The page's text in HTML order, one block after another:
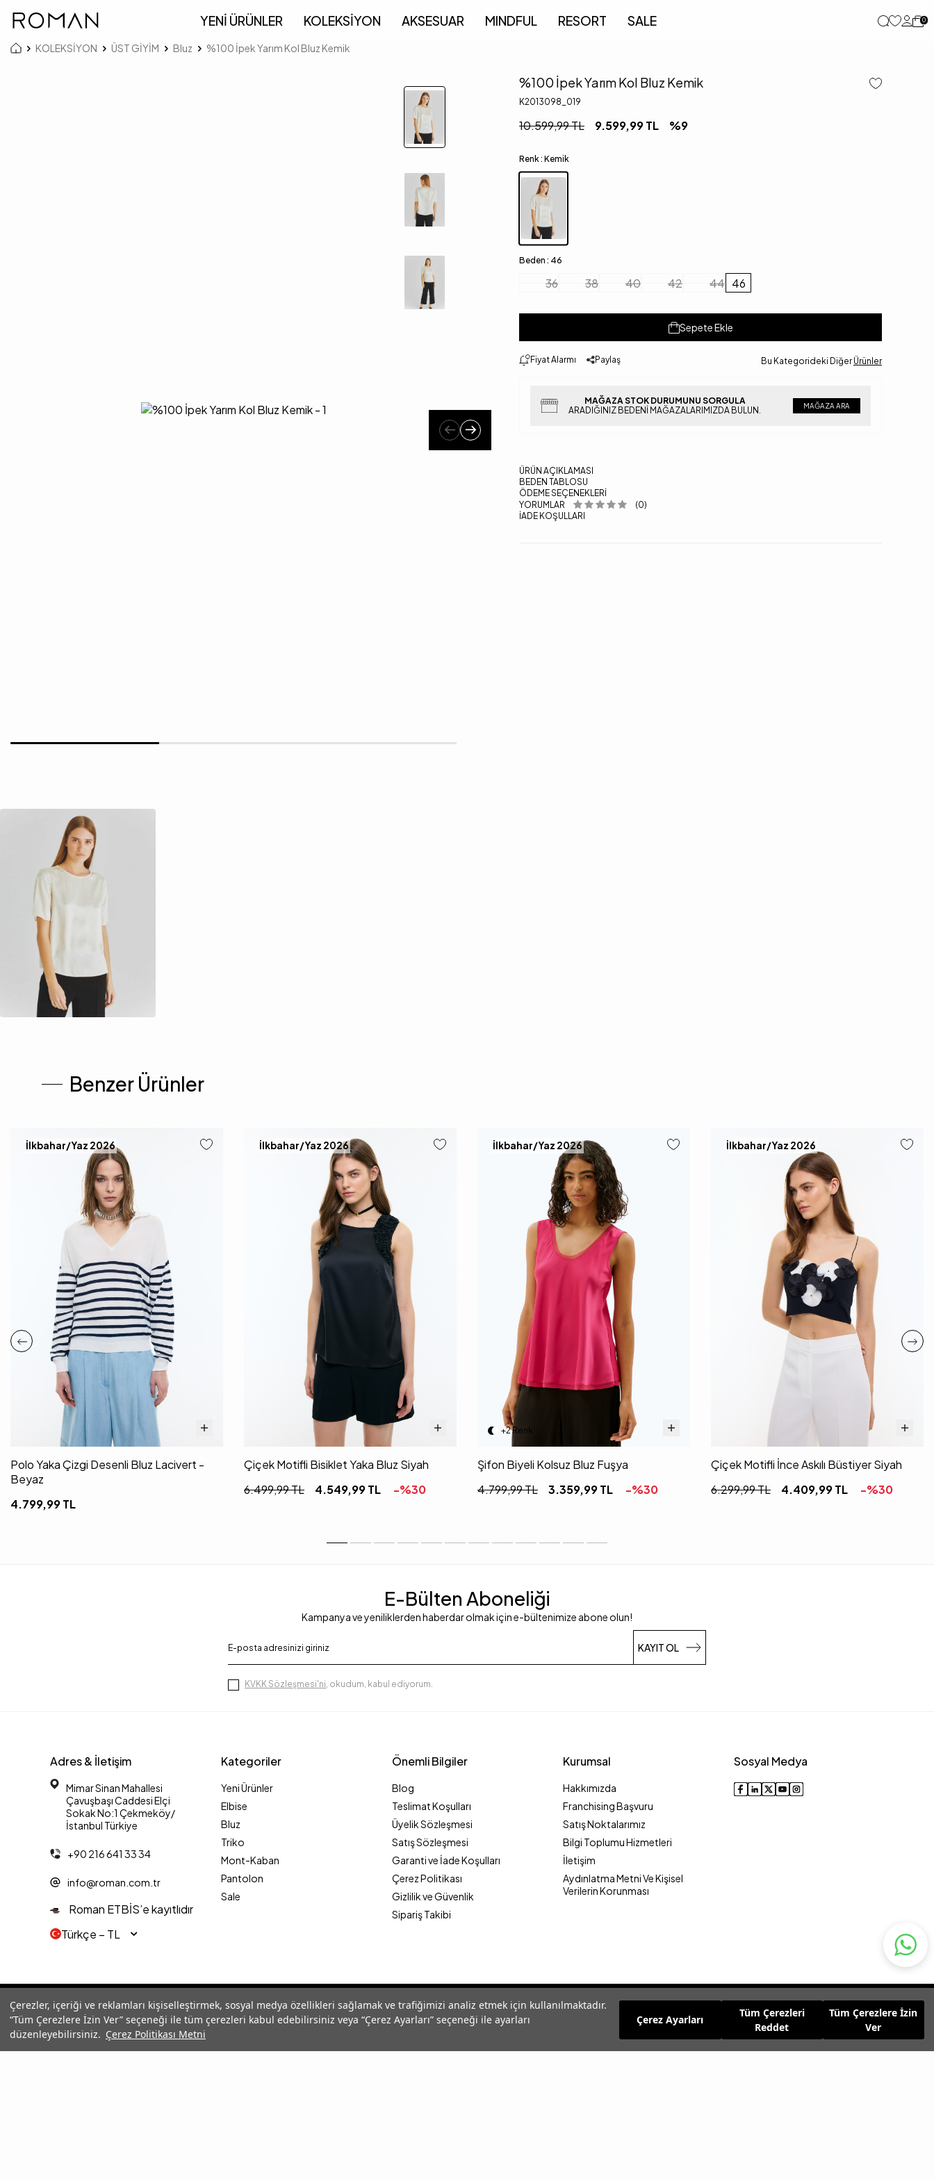
Çerezler, içeriği ve reklamları kişiselleştirmek, sosyal medya özellikleri sağlamak ve trafiğimizi analiz etmek için kullanılmaktadır.
“Tüm Çerezlere İzin Ver” seçeneği ile tüm çerezleri kabul edebilirsiniz veya “Çerez Ayarları” seçeneği ile ayarları
düzenleyebilirsiniz. Çerez Politikası Metni
Çerez Ayarları
Tüm Çerezleri
Reddet
Tüm Çerezlere İzin
Ver
YENİ ÜRÜNLER KOLEKSİYON AKSESUAR MINDFUL RESORT SALE 0
KOLEKSİYON ÜST GİYİM Bluz %100 İpek Yarım Kol Bluz Kemik
%100 İpek Yarım Kol Bluz Kemik
K2013098_019
10.599,99TL 9.599,99TL %9
Renk : Kemik
Beden : 46
36 38 40 42 44 46
Sepete Ekle
Fiyat Alarmı Paylaş Bu Kategorideki Diğer Ürünler
MAĞAZA STOK DURUMUNU SORGULA
ARADIĞINIZ BEDENI MAĞAZALARIMIZDA BULUN.
MAĞAZA ARA
ÜRÜN AÇIKLAMASI
BEDEN TABLOSU
ÖDEME SEÇENEKLERI
YORUMLAR
(0)
İADE KOŞULLARI
Benzer Ürünler
İlkbahar/Yaz 2026
Polo Yaka Çizgi Desenli Bluz Lacivert -
Beyaz
4.799,99TL
İlkbahar/Yaz 2026
Çiçek Motifli Bisiklet Yaka Bluz Siyah
6.499,99TL 4.549,99TL -%30
İlkbahar/Yaz 2026
+2 Renk
Şifon Biyeli Kolsuz Bluz Fuşya
4.799,99TL 3.359,99TL -%30
İlkbahar/Yaz 2026
Çiçek Motifli İnce Askılı Büstiyer Siyah
6.299,99TL 4.409,99TL -%30
E-Bülten Aboneliği
Kampanya ve yeniliklerden haberdar olmak için e-bültenimize abone olun!
KAYIT OL
KVKK Sözleşmesi'ni, okudum, kabul ediyorum.
Adres & İletişim
Mimar Sinan Mahallesi
Çavuşbaşı Caddesi Elçi
Sokak No:1 Çekmeköy/
İstanbul Türkiye
+90 216 641 33 34
info@roman.com.tr
Roman ETBİS’e kayıtlıdır
Türkçe − TL
Kategoriler
Yeni Ürünler
Elbise
Bluz
Triko
Mont-Kaban
Pantolon
Sale
Önemli Bilgiler
Blog
Teslimat Koşulları
Üyelik Sözleşmesi
Satış Sözleşmesi
Garanti ve İade Koşulları
Çerez Politikası
Gizlilik ve Güvenlik
Sipariş Takibi
Kurumsal
Hakkımızda
Franchising Başvuru
Satış Noktalarımız
Bilgi Toplumu Hizmetleri
İletişim
Aydınlatma Metni Ve Kişisel
Verilerin Korunması
Sosyal Medya
© 2025 Roman® Tüm Hakları Saklıdır, İzinsiz kullanılamaz